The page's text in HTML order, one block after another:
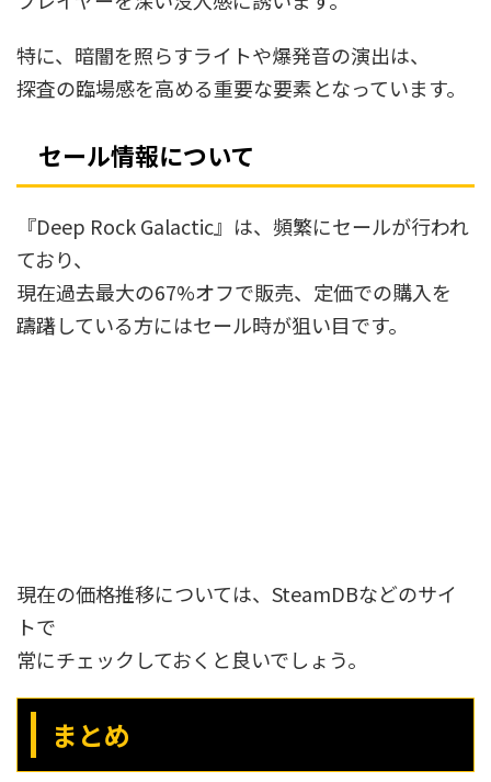
特に、暗闇を照らすライトや爆発音の演出は、
探査の臨場感を高める重要な要素となっています。
セール情報について
『Deep Rock Galactic』は、頻繁にセールが行われ
ており、
現在過去最大の67%オフで販売、定価での購入を
躊躇している方にはセール時が狙い目です。
現在の価格推移については、SteamDBなどのサイ
トで
常にチェックしておくと良いでしょう。
まとめ